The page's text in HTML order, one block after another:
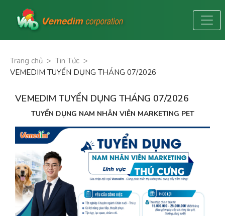
Trang chủ > Tin Tức >
VEMEDIM TUYỂN DỤNG THÁNG 07/2026
VEMEDIM TUYỂN DỤNG THÁNG 07/2026
TUYỂN DỤNG NAM NHÂN VIÊN MARKETING PET